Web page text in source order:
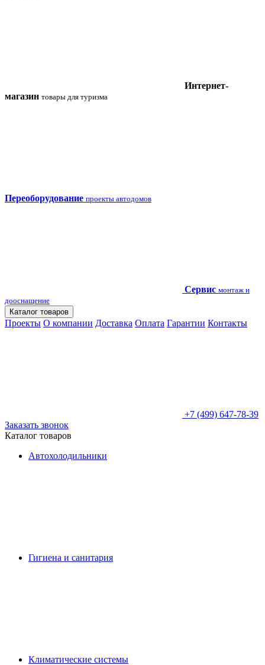
Интернет-
магазин товары для туризма
Переоборудование проекты автодомов
Сервис монтаж и
дооснащение
Каталог товаров
Проекты О компании Доставка Оплата Гарантии Контакты
+7 (499) 647-78-39
Заказать звонок
Каталог товаров
Автохолодильники
Гигиена и санитария
Климатические системы